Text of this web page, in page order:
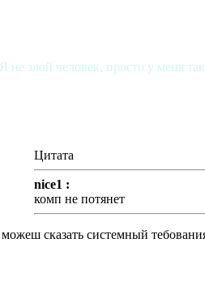
Я не злой человек, просто у меня
Цитата
nice1 :
комп не потянет
можеш сказать системный